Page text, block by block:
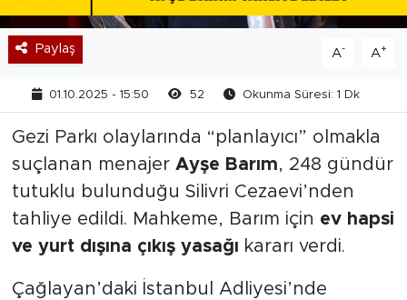
Paylaş A- A+
01.10.2025 - 15:50 52 Okunma Süresi: 1 Dk
Gezi Parkı olaylarında “planlayıcı” olmakla
suçlanan menajer Ayşe Barım, 248 gündür
tutuklu bulunduğu Silivri Cezaevi’nden
tahliye edildi. Mahkeme, Barım için ev hapsi
ve yurt dışına çıkış yasağı kararı verdi.
Çağlayan’daki İstanbul Adliyesi’nde